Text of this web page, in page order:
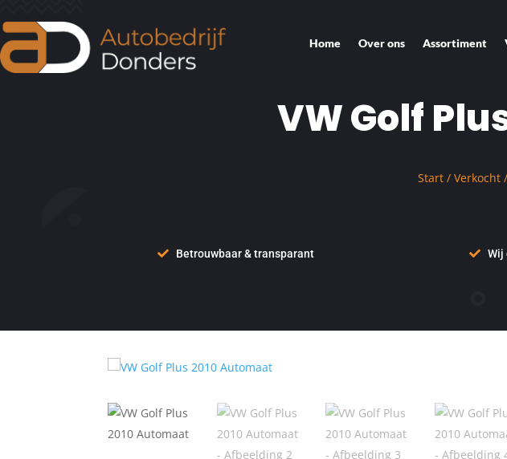
Home Over ons Assortiment
VW Golf
Start/ Verkocht/
Betrouwbaar & transparant Wij